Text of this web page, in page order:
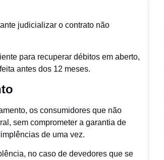
judicializar o contrato não
para recuperar débitos em aberto,
antes dos 12 meses.
os consumidores que não
sem comprometer a garantia de
de uma vez.
no caso de devedores que se